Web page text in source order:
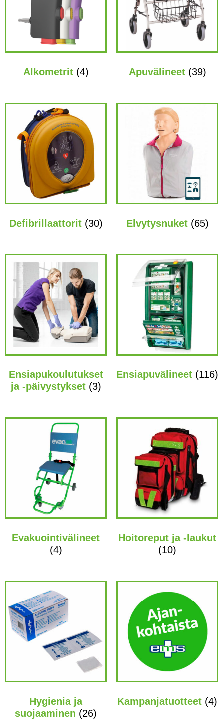
Alkometrit (4) Apuvälineet (39)
Defibrillaattorit (30) Elvytysnuket (65)
Ensiapukoulutukset
ja -päivystykset (3)
Ensiapuvälineet (116)
Evakuointivälineet
(4)
Hoitoreput ja -laukut
(10)
Hygienia ja
suojaaminen (26)
Kampanjatuotteet (4)